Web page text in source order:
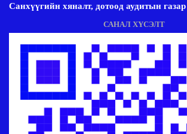
Санхүүгийн хяналт, дотоод аудитын газар
САНАЛ ХҮСЭЛТ